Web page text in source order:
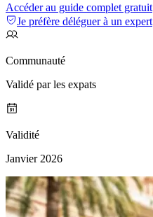
Accéder au guide complet gratuit
Je préfère déléguer à un expert
Communauté
Validé par les expats
Validité
Janvier 2026